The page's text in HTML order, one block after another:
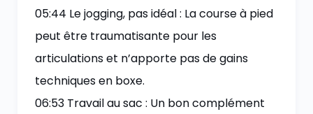
05:44 Le jogging, pas idéal : La course à pied
peut être traumatisante pour les
articulations et n’apporte pas de gains
techniques en boxe.
06:53 Travail au sac : Un bon complément